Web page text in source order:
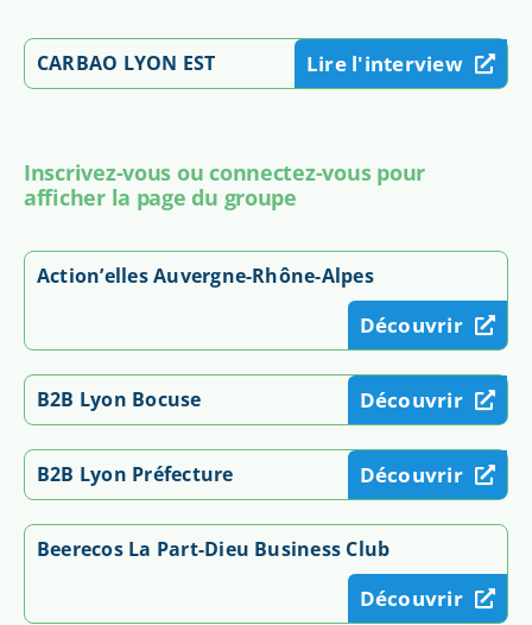
CARBAO LYON EST Lire l'interview
Inscrivez-vous ou connectez-vous pour
afficher la page du groupe
Action’elles Auvergne-Rhône-Alpes
Découvrir
B2B Lyon Bocuse Découvrir
B2B Lyon Préfecture Découvrir
Beerecos La Part-Dieu Business Club
Découvrir